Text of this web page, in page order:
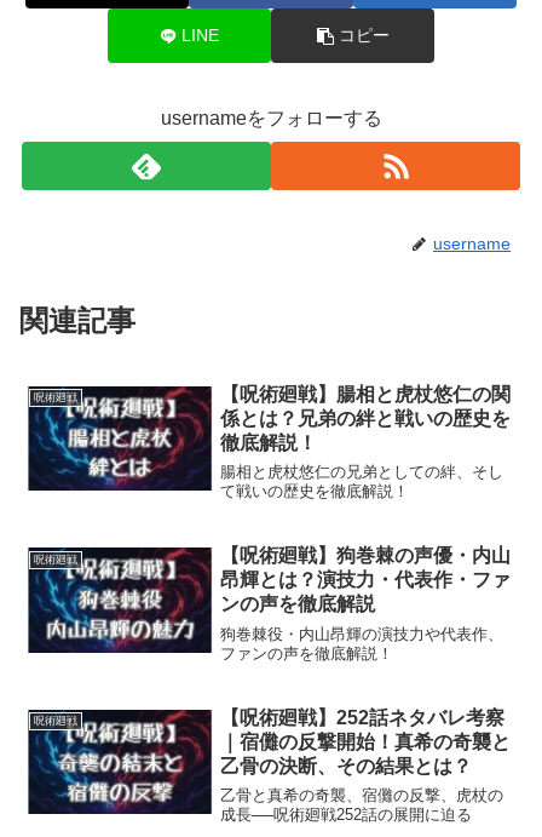
LINE コピー
usernameをフォローする
username
関連記事
呪術廻戦
【呪術廻戦】腸相と虎杖悠仁の関
係とは？兄弟の絆と戦いの歴史を
徹底解説！
腸相と虎杖悠仁の兄弟としての絆、そし
て戦いの歴史を徹底解説！
呪術廻戦
【呪術廻戦】狗巻棘の声優・内山
昂輝とは？演技力・代表作・ファ
ンの声を徹底解説
狗巻棘役・内山昂輝の演技力や代表作、
ファンの声を徹底解説！
呪術廻戦
【呪術廻戦】252話ネタバレ考察
｜宿儺の反撃開始！真希の奇襲と
乙骨の決断、その結果とは？
乙骨と真希の奇襲、宿儺の反撃、虎杖の
成長──呪術廻戦252話の展開に迫る